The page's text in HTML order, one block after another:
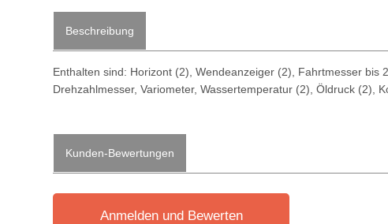
Beschreibung
Enthalten sind: Horizont (2), Wendeanzeiger (2), Fahrtmesser
Drehzahlmesser, Variometer, Wassertemperatur (2), Öldruck (2),
Kunden-Bewertungen
Anmelden und Bewerten